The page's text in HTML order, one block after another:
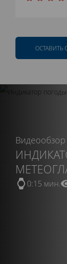
ОСТАВИТЬ
Видеообзор
0:15 мин.